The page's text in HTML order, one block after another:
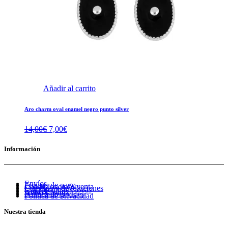
Añadir al carrito
Aro charm oval enamel negro punto silver
14,00€ El
14,00€.
7,00€El
7,00€.
Información
Envíos
Formas de pago
Condiciones de venta
Cambios y devoluciones
Cuidado de tus joyas
Guía de tallas
Aviso Legal
Política de cookies
Política de privacidad
Nuestra tienda